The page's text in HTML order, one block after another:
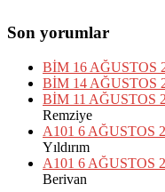
Son yorumlar
BİM 16 AĞUSTOS
BİM 14 AĞUSTOS
BİM 11 AĞUSTOS
Remziye
A101 6 AĞUSTOS
Yıldırım
A101 6 AĞUSTOS
Berivan